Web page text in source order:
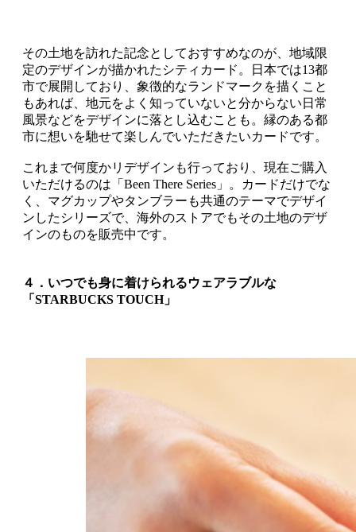
その土地を訪れた記念としておすすめなのが、地域限
定のデザインが描かれたシティカード。日本では13都
市で展開しており、象徴的なランドマークを描くこと
もあれば、地元をよく知っていないと分からない日常
風景などをデザインに落とし込むことも。縁のある都
市に想いを馳せて楽しんでいただきたいカードです。
これまで何度かリデザインも行っており、現在ご購入
いただけるのは「Been There Series」。カードだけでな
く、マグカップやタンブラーも共通のテーマでデザイ
ンしたシリーズで、海外のストアでもその土地のデザ
インのものを販売中です。
４．いつでも身に着けられるウェアラブルな
「STARBUCKS TOUCH」